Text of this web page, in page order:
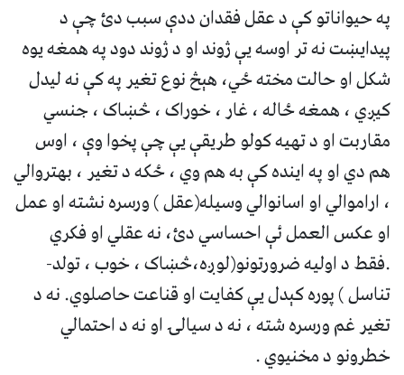
په حيواناتو کې د عقل فقدان ددې سبب دئ چې د
پيدايښت نه تر اوسه يې ژوند او د ژوند دود په همغه يوه
شکل او حالت مخته ځي، هېڅ نوع تغير په کې نه ليدل
کيږي ، همغه ځاله ، غار ، خوراک ، څښاک ، جنسي
مقاربت او د تهيه کولو طريقې يې چې پخوا وې ، اوس
هم دي او په اينده کې به هم وي ، ځکه د تغير ، بهتروالي
، اراموالي او اسانوالي وسيله(عقل ) ورسره نشته او عمل
او عکس العمل ئې احساسي دئ، نه عقلي او فکري
.فقط د اوليه ضرورتونو(لوږه،څښاک ، خوب ، تولد-
تناسل ) پوره کېدل يې کفايت او قناعت حاصلوي. نه د
تغير غم ورسره شته ، نه د سيالۍ او نه د احتمالي
خطرونو د مخنيوي .